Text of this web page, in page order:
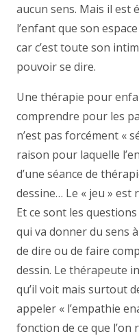
aucun sens. Mais il est
l’enfant que son
car c’est toute son
pouvoir se dire.
Une thérapie pour
comprendre pour les
n’est pas forcément «
raison pour laquelle
d’une séance de
dessine… Le « jeu » est
Et ce sont les
qui va donner du sens
de dire ou de faire
dessin. Le thérapeute
qu’il voit mais surtout
appeler « l’empathie
fonction de ce que l’on